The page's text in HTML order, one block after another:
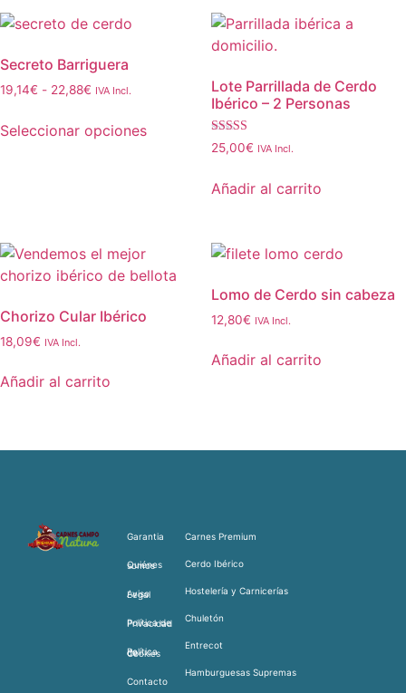
Secreto Barriguera
19,14€ - 22,88€ IVA Incl.
Seleccionar opciones
Lote Parrillada de Cerdo
Ibérico – 2 Personas
Valorado
con
25,00€ IVA Incl.
Añadir al carrito
Chorizo Cular Ibérico
18,09€ IVA Incl.
Añadir al carrito
Lomo de Cerdo sin cabeza
12,80€ IVA Incl.
Añadir al carrito
Garantia
Quiénes somos
Aviso Legal
Política de Privacidad
Política de Cookies
Contacto
Carnes Premium
Cerdo Ibérico
Hostelería y Carnicerías
Chuletón
Entrecot
Hamburguesas Supremas